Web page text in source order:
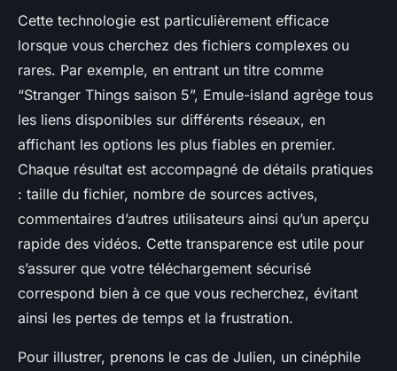
Cette technologie est particulièrement efficace
lorsque vous cherchez des fichiers complexes ou
rares. Par exemple, en entrant un titre comme
“Stranger Things saison 5”, Emule-island agrège tous
les liens disponibles sur différents réseaux, en
affichant les options les plus fiables en premier.
Chaque résultat est accompagné de détails pratiques
: taille du fichier, nombre de sources actives,
commentaires d’autres utilisateurs ainsi qu’un aperçu
rapide des vidéos. Cette transparence est utile pour
s’assurer que votre téléchargement sécurisé
correspond bien à ce que vous recherchez, évitant
ainsi les pertes de temps et la frustration.
Pour illustrer, prenons le cas de Julien, un cinéphile